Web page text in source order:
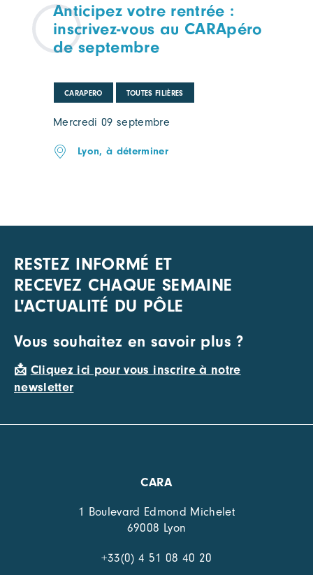
Anticipez votre rentrée :
inscrivez-vous au CARApéro
de septembre
CARAPERO TOUTES FILIÈRES
Mercredi 09 septembre
Lyon, à déterminer
RESTEZ INFORMÉ ET
RECEVEZ CHAQUE SEMAINE
L'ACTUALITÉ DU PÔLE
Vous souhaitez en savoir plus ?
📩 Cliquez ici pour vous inscrire à notre
newsletter
CARA
1 Boulevard Edmond Michelet
69008 Lyon
+33(0) 4 51 08 40 20